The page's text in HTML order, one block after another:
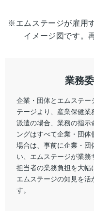
※エムステージが雇用
イメージ図です。
業務
企業・団体とエムステー
テージより、産業保健業
派遣の場合、業務の指示
ングはすべて企業・団
場合は、事前に企業・
い、エムステージが業
担当者の業務負担を大幅
エムステージの知見を活
す。